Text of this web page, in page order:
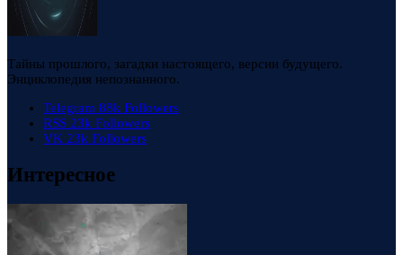
Тайны прошлого, загадки настоящего, версии будущего.
Энциклопедия непознанного.
Telegram 88k Followers
RSS 23k Followers
VK 23k Followers
Интересное